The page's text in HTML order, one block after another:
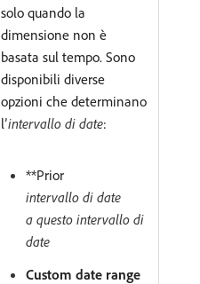
solo quando la
dimensione non è
basata sul tempo. Sono
disponibili diverse
opzioni che determinano
l’intervallo di date:
**Prior
intervallo di date
a questo intervallo di
date
Custom date range